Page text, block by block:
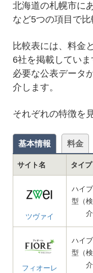
北海道の札幌市に
など5つの項目で比
比較表には、料金
6社を掲載してい
必要な公表データ
介します。
それぞれの特徴を
基本情報 料金
サイト名 タイプ
ツヴァイ
ハイ
型（
介
フィオーレ
ハイ
型（
介